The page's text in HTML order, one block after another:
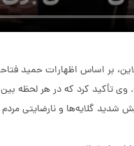
بر اساس اظهارات حمید
گلایه‌ها و نارضایتی مردم